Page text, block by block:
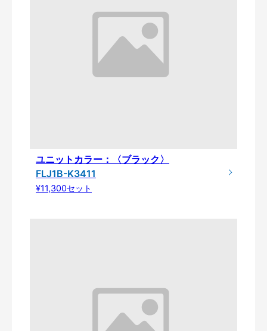
ユニットカラー：〈ブラック〉
FLJ1B-K3411
¥11,300セット